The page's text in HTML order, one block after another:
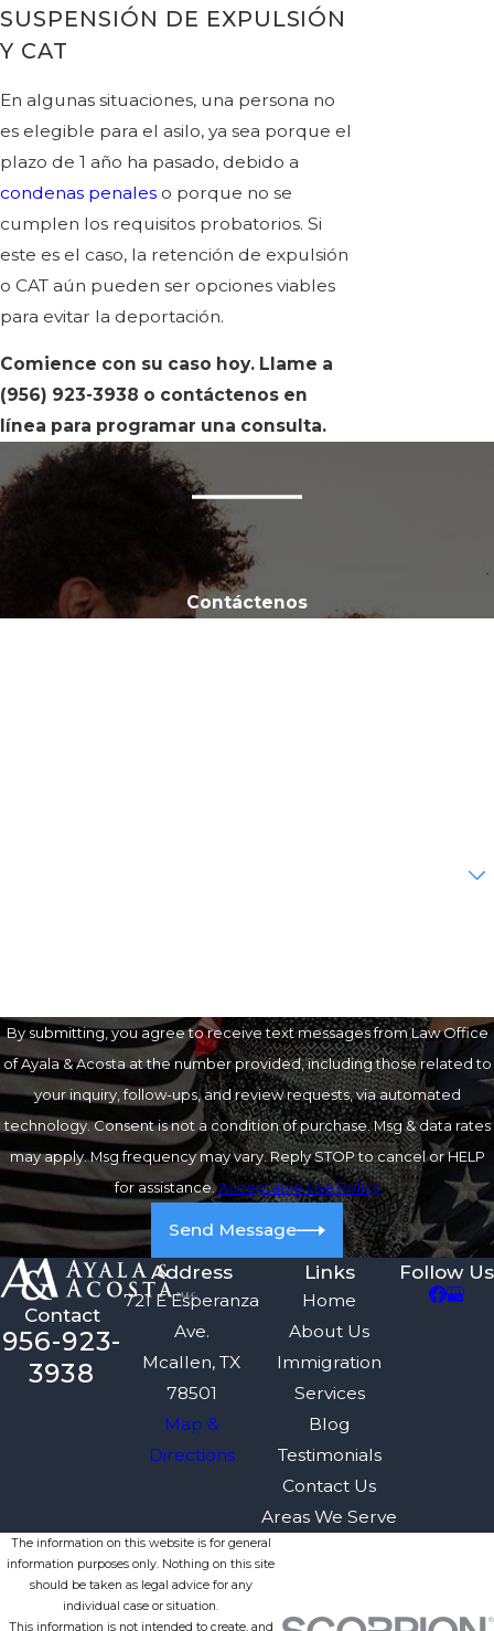
SUSPENSIÓN DE EXPULSIÓN
Y CAT
En algunas situaciones, una persona no
es elegible para el asilo, ya sea porque el
plazo de 1 año ha pasado, debido a
condenas penales o porque no se
cumplen los requisitos probatorios. Si
este es el caso, la retención de expulsión
o CAT aún pueden ser opciones viables
para evitar la deportación.
Comience con su caso hoy. Llame a
(956) 923-3938 o contáctenos en
línea para programar una consulta.
Contáctenos
By submitting, you agree to receive text messages from Law Office
of Ayala & Acosta at the number provided, including those related to
your inquiry, follow-ups, and review requests, via automated
technology. Consent is not a condition of purchase. Msg & data rates
may apply. Msg frequency may vary. Reply STOP to cancel or HELP
for assistance.Acceptable Use Policy
Send Message
Contact
956-923-
3938
Address
721 E Esperanza
Ave.
Mcallen, TX
78501
Map &
Directions
Links
Home
About Us
Immigration
Services
Blog
Testimonials
Contact Us
Areas We Serve
Follow Us
The information on this website is for general
information purposes only. Nothing on this site
should be taken as legal advice for any
individual case or situation.
This information is not intended to create, and